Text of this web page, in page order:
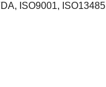
ISO9001, ISO13485